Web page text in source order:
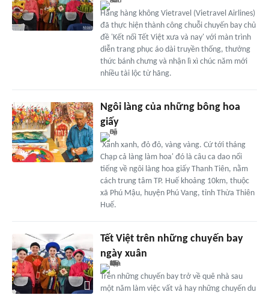
Hãng hàng không Vietravel (Vietravel Airlines)
đã thực hiện thành công chuỗi chuyến bay chủ
đề 'Kết nối Tết Việt xưa và nay' với màn trình
diễn trang phục áo dài truyền thống, thưởng
thức bánh chưng và nhận lì xì chúc năm mới
nhiều tài lộc từ hãng.
Ngôi làng của những bông hoa
giấy
'Xanh xanh, đỏ đỏ, vàng vàng. Cứ tới tháng
Chạp cả làng làm hoa' đó là câu ca dao nổi
tiếng về ngôi làng hoa giấy Thanh Tiên, nằm
cách trung tâm TP. Huế khoảng 10km, thuộc
xã Phú Mậu, huyện Phú Vang, tỉnh Thừa Thiên
Huế.
Tết Việt trên những chuyến bay
ngày xuân
Trên những chuyến bay trở về quê nhà sau
một năm làm việc vất vả hay những chuyến du